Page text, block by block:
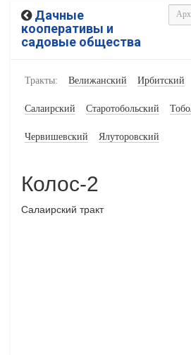
Дачные
кооперативы и
садовые общества
Тракты: Велижанский Ирбитский
Салаирский Старотобольский
Червишевский Ялуторовский
Колос-2
Салаирский тракт